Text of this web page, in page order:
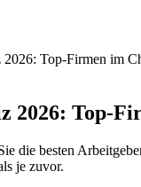
Top-Firmen im
2026: Top-
die besten
je zuvor.